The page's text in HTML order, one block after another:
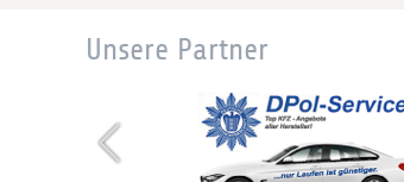
Unsere Partner